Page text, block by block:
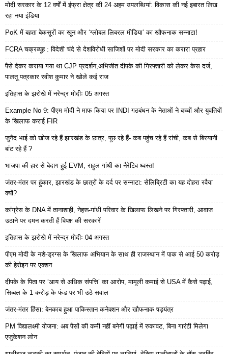
मोदी सरकार के 12 वर्षों में इंफ्रा क्षेत्र की 24 अहम उपलब्धियां: विकास की नई इबारत लिख
रहा नया इंडिया
PoK में बहता बेकसूरों का खून और ‘ग्लोबल लिबरल मीडिया’ का खौफनाक सन्नाटा!
FCRA चक्रव्यूह : विदेशी चंदे से देशविरोधी साजिशों पर मोदी सरकार का करारा प्रहार
पैसे देकर कराया गया था CJP प्रदर्शन,अभिजीत दीपके की गिरफ्तारी को लेकर केस दर्ज,
पालतू पत्रकार रवीश कुमार ने खोले कई राज
इतिहास के झरोखे में नरेन्द्र मोदीः 05 अगस्त
Example No 9: पीएम मोदी ने माफ किया पर INDI गठबंधन के नेताओं ने बच्चों और युवतियों
के खिलाफ कराई FIR
जुनैद भाई को खोज रहे हैं झारखंड के छात्र, पूछ रहे हैं- कब पहुंच रहे हैं रांची, कब से बिरयानी
बांट रहे हैं ?
भाजपा की हार से बेदाग हुई EVM, राहुल गांधी का नैरेटिव ध्वस्त!
जंतर-मंतर पर हुंकार, झारखंड के छात्रों के दर्द पर सन्नाटा: सेलिब्रिटी का यह दोहरा रवैया
क्यों?
कांग्रेस के DNA में तानाशाही, नेहरू-गांधी परिवार के खिलाफ लिखने पर गिरफ्तारी, आवाज
उठाने पर दमन करती हैं विपक्ष की सरकारें
इतिहास के झरोखे में नरेन्द्र मोदीः 04 अगस्त
पीएम मोदी के नशे-ड्रग्स के खिलाफ अभियान के साथ ही राजस्थान में पाक से आई 50 करोड़
की हेरोइन पर एक्शन
दीपके के पिता पर ‘आय से अधिक संपत्ति’ का आरोप, मामूली कमाई से USA में कैसे पढ़ाई,
सिब्बल के 1 करोड़ के फंड पर भी उठे सवाल
जंतर-मंतर हिंसा: बेनकाब हुआ पाकिस्तान कनेक्शन और खौफनाक षड्यंत्र
PM विद्यालक्ष्मी योजना: अब पैसों की कमी नहीं बनेगी पढ़ाई में रुकावट, बिना गारंटी मिलेगा
एजुकेशन लोन